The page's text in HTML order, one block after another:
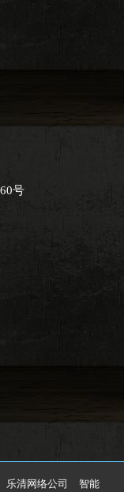
号
乐清网络公司 智能